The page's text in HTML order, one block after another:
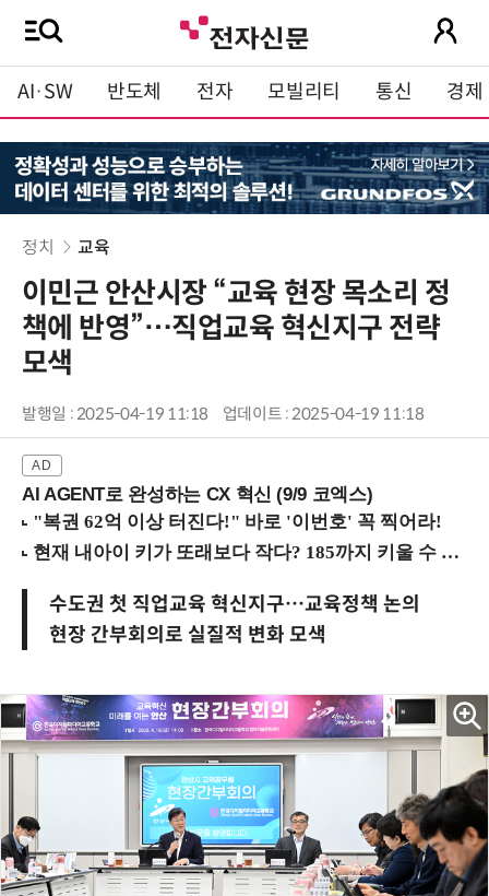
AI·SW 반도체 전자 모빌리티 통신 경제
정치 교육
이민근 안산시장 “교육 현장 목소리 정
책에 반영”…직업교육 혁신지구 전략
모색
발행일 : 2025-04-19 11:18 업데이트 : 2025-04-19 11:18
AI AGENT로 완성하는 CX 혁신 (9/9 코엑스)
수도권 첫 직업교육 혁신지구…교육정책 논의
현장 간부회의로 실질적 변화 모색